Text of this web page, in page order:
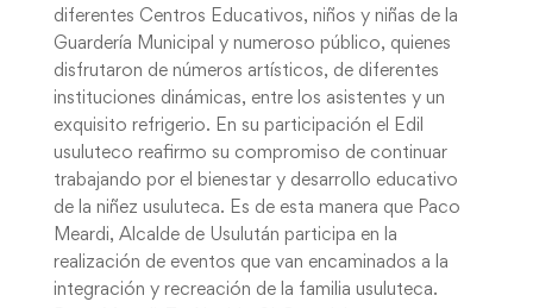
diferentes Centros Educativos, niños y niñas de la
Guardería Municipal y numeroso público, quienes
disfrutaron de números artísticos, de diferentes
instituciones dinámicas, entre los asistentes y un
exquisito refrigerio. En su participación el Edil
usuluteco reafirmo su compromiso de continuar
trabajando por el bienestar y desarrollo educativo
de la niñez usuluteca. Es de esta manera que Paco
Meardi, Alcalde de Usulután participa en la
realización de eventos que van encaminados a la
integración y recreación de la familia usuluteca.